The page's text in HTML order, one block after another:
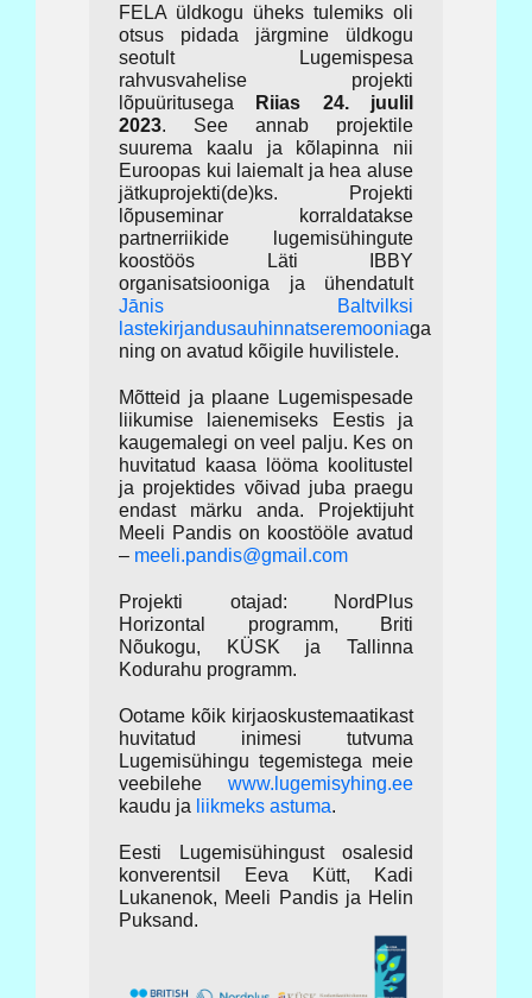
FELA üldkogu üheks tulemiks oli
otsus pidada järgmine üldkogu
seotult Lugemispesa
rahvusvahelise projekti
lõpuüritusega
Riias 24. juulil
2023. See annab projektile
suurema kaalu ja kõlapinna nii
Euroopas kui laiemalt ja hea aluse
jätkuprojekti(de)ks. Projekti
lõpuseminar korraldatakse
partnerriikide lugemisühingute
koostöös Läti IBBY
organisatsiooniga ja ühendatult
Jānis Baltvilksi
lastekirjandusauhinnatseremooniaga
ning on avatud kõigile huvilistele.
Mõtteid ja plaane Lugemispesade
liikumise laienemiseks Eestis ja
kaugemalegi on veel palju. Kes on
huvitatud kaasa lööma koolitustel
ja projektides võivad juba praegu
endast märku anda. Projektijuht
Meeli Pandis on koostööle avatud
– meeli.pandis@gmail.com
Projekti otajad: NordPlus
Horizontal programm, Briti
Nõukogu, KÜSK ja Tallinna
Kodurahu programm.
Ootame kõik kirjaoskustemaatikast
huvitatud inimesi tutvuma
Lugemisühingu tegemistega meie
veebilehe www.lugemisyhing.ee
kaudu ja liikmeks astuma.
Eesti Lugemisühingust osalesid
konverentsil Eeva Kütt, Kadi
Lukanenok, Meeli Pandis ja Helin
Puksand.